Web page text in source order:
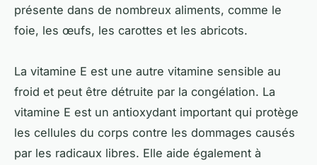
présente dans de nombreux aliments, comme le
foie, les œufs, les carottes et les abricots.
La vitamine E est une autre vitamine sensible au
froid et peut être détruite par la congélation. La
vitamine E est un antioxydant important qui protège
les cellules du corps contre les dommages causés
par les radicaux libres. Elle aide également à